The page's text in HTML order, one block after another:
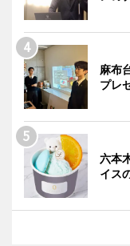
麻布
プレ
六本
イス